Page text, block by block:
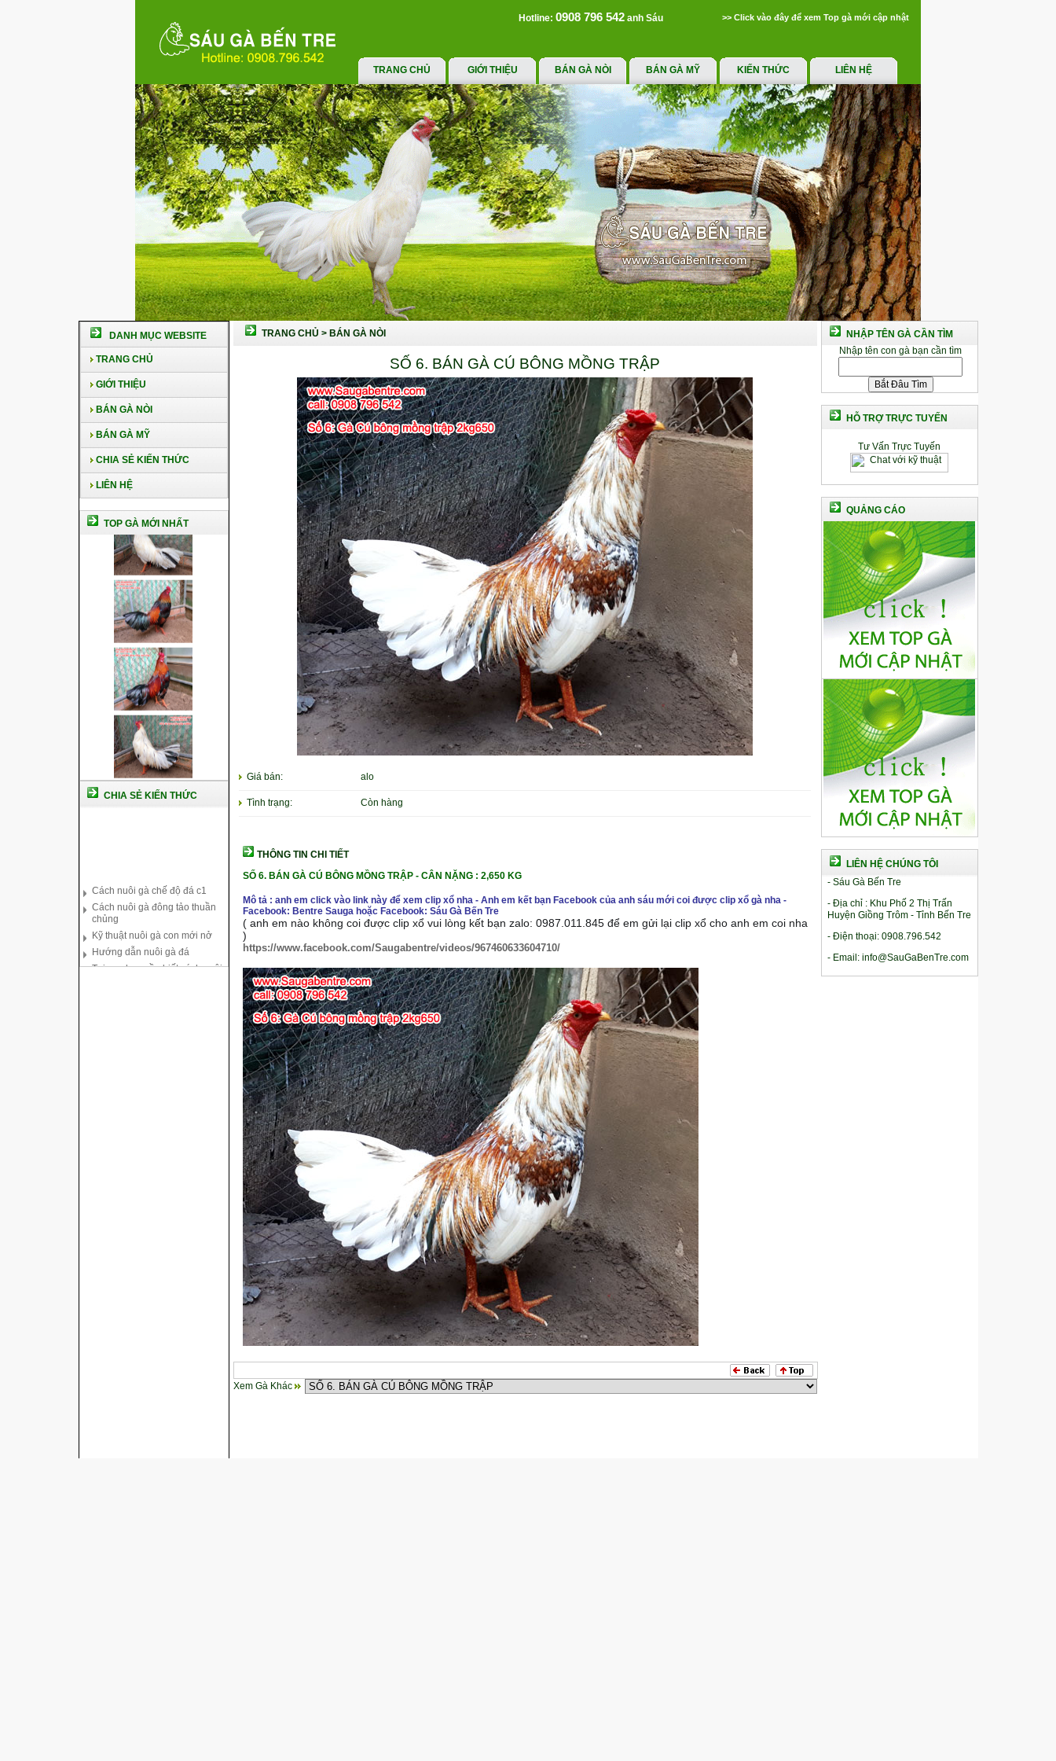
Hotline: 0908 796 542 anh Sáu >> Click vào đây để xem Top gà mới cập nhật
TRANG CHỦ GIỚI THIỆU BÁN GÀ NÒI BÁN GÀ MỸ KIẾN THỨC LIÊN HỆ
DANH MỤC WEBSITE
TRANG CHỦ
GIỚI THIỆU
BÁN GÀ NÒI
BÁN GÀ MỸ
CHIA SẺ KIẾN THỨC
LIÊN HỆ
TOP GÀ MỚI NHẤT
CHIA SẺ KIẾN THỨC
Cách nuôi gà đông tảo thuần
Kỹ thuật nuôi gà con mới nở
Hướng dẫn nuôi gà đá
Tại sao bạn cần biết cách nuôi
gà chọi ?
TRANG CHỦ > BÁN GÀ NÒI
SỐ 6. BÁN GÀ CÚ BÔNG MỒNG TRẬP
Giá bán: alo
Tình trạng: Còn hàng
THÔNG TIN CHI TIẾT
SỐ 6. BÁN GÀ CÚ BÔNG MỒNG TRẬP - CÂN NẶNG : 2,650 KG
Mô tả : anh em click vào link này để xem clip xổ nha - Anh em kết bạn Facebook của anh sáu mới coi được clip xổ gà nha -
Facebook: Bentre Sauga hoặc Facebook: Sáu Gà Bến Tre
( anh em nào không coi được clip xổ vui lòng kết bạn zalo: 0987.011.845 để em gửi lại clip xổ cho anh em coi nha
)
https://www.facebook.com/Saugabentre/videos/967460633604710/
Xem Gà Khác
NHẬP TÊN GÀ CẦN TÌM
Nhập tên con gà bạn cần tìm
HỖ TRỢ TRỰC TUYẾN
Tư Vấn Trực Tuyến
QUẢNG CÁO
LIÊN HỆ CHÚNG TÔI
- Sáu Gà Bến Tre
- Địa chỉ : Khu Phố 2 Thị Trấn
Huyện Giồng Trôm - Tỉnh Bến Tre
- Điện thoại: 0908.796.542
- Email: info@SauGaBenTre.com